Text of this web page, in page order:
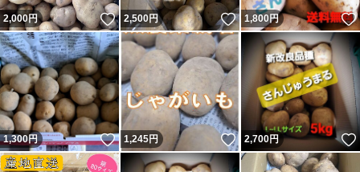
2,000円 いいね！
2,500円 いいね！
1,800 円
1,300円 いいね！
1,245円 いいね！
2,700円